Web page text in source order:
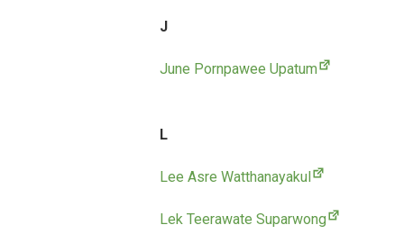
J
June Pornpawee Upatum
L
Lee Asre Watthanayakul
Lek Teerawate Suparwong